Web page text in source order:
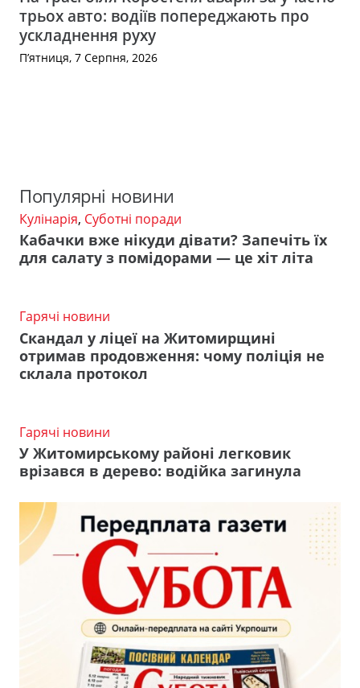
трьох авто: водіїв попереджають про
ускладнення руху
П’ятниця, 7 Серпня, 2026
Популярні новини
Кулінарія, Суботні поради
Кабачки вже нікуди дівати? Запечіть їх
для салату з помідорами — це хіт літа
Гарячі новини
Скандал у ліцеї на Житомирщині
отримав продовження: чому поліція не
склала протокол
Гарячі новини
У Житомирському районі легковик
врізався в дерево: водійка загинула